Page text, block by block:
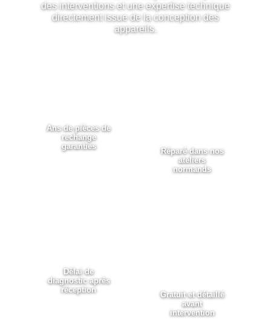
des interventions et une expertise technique
directement issue de la conception des
appareils.
Ans de pièces de
rechange
garanties
Réparé dans nos
ateliers
normands
Délai de
diagnostic après
réception
Gratuit et détaillé
avant
intervention